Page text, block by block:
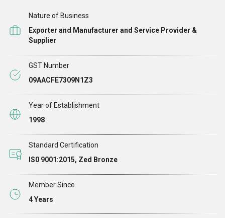
हम इस तथ्य के आलोक में कभी भी पर्याप्त रूप से समझौता नहीं करते हैं कि
हमारे संगठन को उचित रणनीतियों के साथ, हमारे उपक्रमों के प्रत्येक भाग में
निरंतर सुधार (काइज़ेन) में विश्वास है।
Nature of Business
Exporter and Manufacturer and Service Provider &
Supplier
GST Number
09AACFE7309N1Z3
Year of Establishment
1998
Standard Certification
IS0 9001:2015, Zed Bronze
Member Since
4 Years